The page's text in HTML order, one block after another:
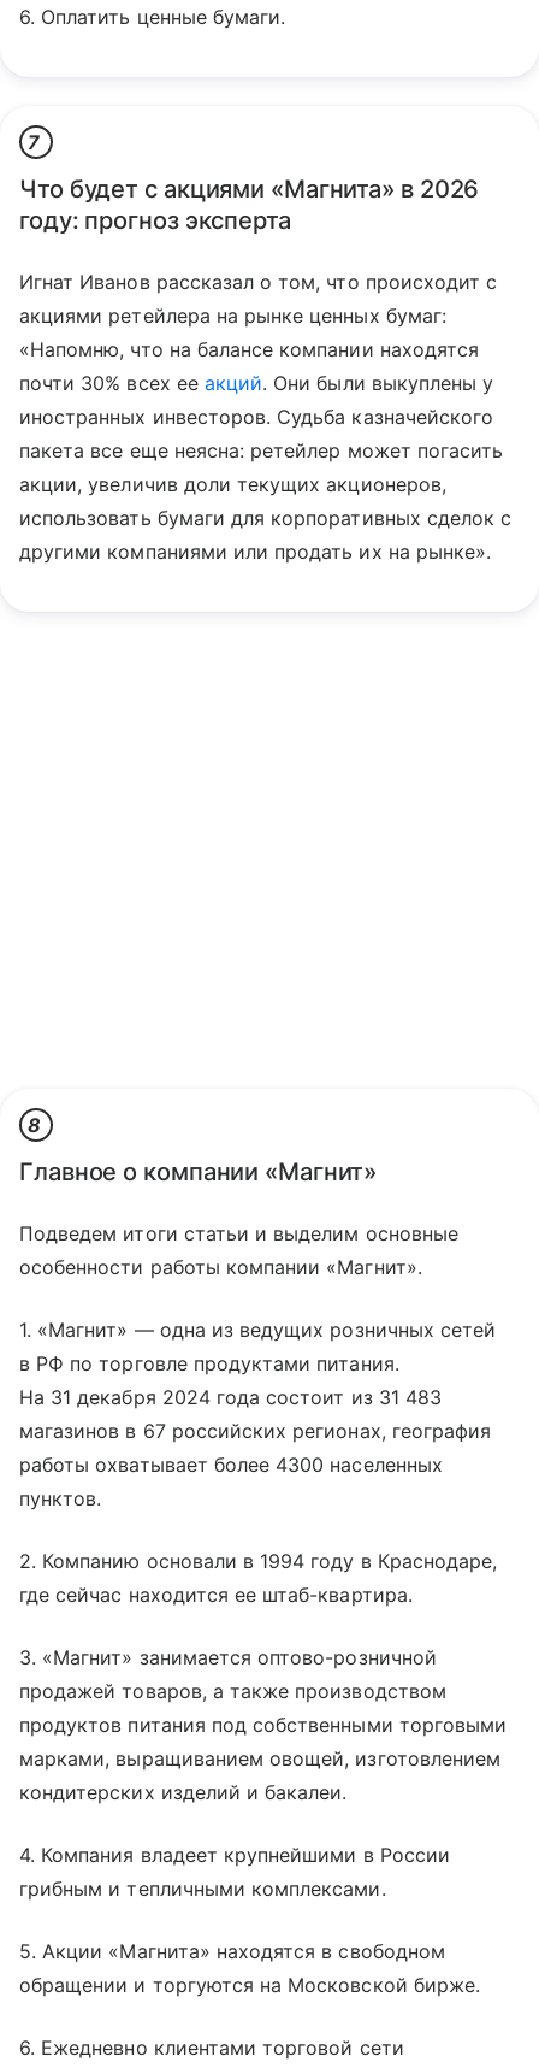
6. Оплатить ценные бумаги.
7
Что будет с акциями «Магнита» в 2026
году: прогноз эксперта
Игнат Иванов рассказал о том, что происходит с
акциями ретейлера на рынке ценных бумаг:
«Напомню, что на балансе компании находятся
почти 30% всех ее акций. Они были выкуплены у
иностранных инвесторов. Судьба казначейского
пакета все еще неясна: ретейлер может погасить
акции, увеличив доли текущих акционеров,
использовать бумаги для корпоративных сделок с
другими компаниями или продать их на рынке».
8
Главное о компании «Магнит»
Подведем итоги статьи и выделим основные
особенности работы компании «Магнит».
1. «Магнит» — одна из ведущих розничных сетей
в РФ по торговле продуктами питания.
На 31 декабря 2024 года состоит из 31 483
магазинов в 67 российских регионах, география
работы охватывает более 4300 населенных
пунктов.
2. Компанию основали в 1994 году в Краснодаре,
где сейчас находится ее штаб-квартира.
3. «Магнит» занимается оптово-розничной
продажей товаров, а также производством
продуктов питания под собственными торговыми
марками, выращиванием овощей, изготовлением
кондитерских изделий и бакалеи.
4. Компания владеет крупнейшими в России
грибным и тепличными комплексами.
5. Акции «Магнита» находятся в свободном
обращении и торгуются на Московской бирже.
6. Ежедневно клиентами торговой сети